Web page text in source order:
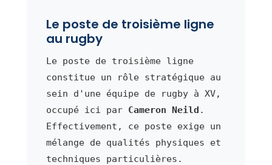
Le poste de troisième ligne
au rugby
Le poste de troisième ligne
constitue un rôle stratégique au
sein d'une équipe de rugby à XV,
occupé ici par Cameron Neild .
Effectivement, ce poste exige un
mélange de qualités physiques et
techniques particulières.